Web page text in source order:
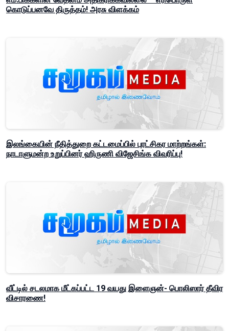
கொடுப்பனவே திருத்தம்! அரசு விளக்கம்
இலங்கையின் நீதித்துறை கட்டமைப்பில் புரட்சிகர மாற்றங்கள்:
நாடாளுமன்ற உறுப்பினர் ஹிருணி விஜேசிங்க விவரிப்பு!
வீட்டில் சடலமாக மீட்கப்பட்ட 19 வயது இளைஞன்- பொலிஸார் தீவிர
விசாரணை!